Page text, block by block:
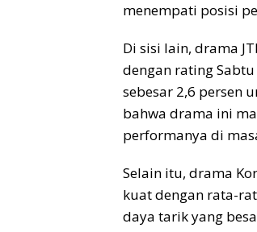
menempati posisi
Di sisi lain, drama
dengan rating
sebesar 2,6 persen
bahwa drama ini
performanya di
Selain itu, drama
kuat dengan rata-
daya tarik yang